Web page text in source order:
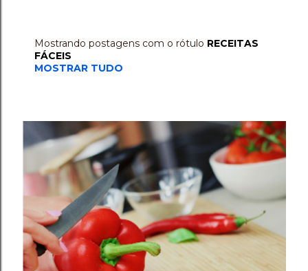
g
e
n
s
Mostrando postagens com o rótulo RECEITAS
FÁCEIS
MOSTRAR TUDO